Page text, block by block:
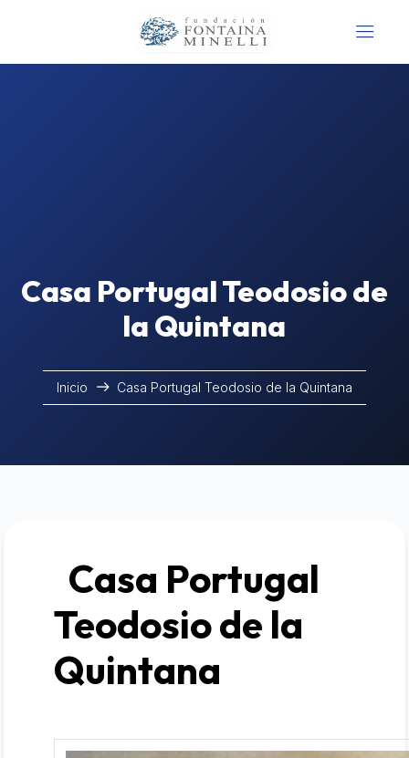
Casa Portugal Teodosio de
la Quintana
Inicio Casa Portugal Teodosio de la Quintana
Casa Portugal
Teodosio de la
Quintana